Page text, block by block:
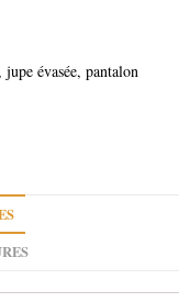
évasée, pantalon